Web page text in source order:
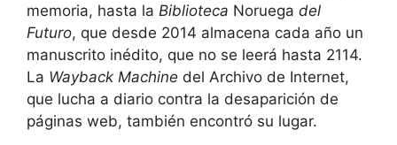
memoria, hasta la Biblioteca Noruega del
Futuro, que desde 2014 almacena cada año un
manuscrito inédito, que no se leerá hasta 2114.
La Wayback Machine del Archivo de Internet,
que lucha a diario contra la desaparición de
páginas web, también encontró su lugar.